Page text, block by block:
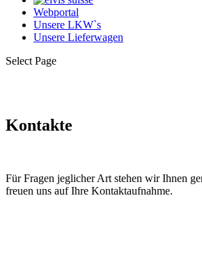
Webportal
Unsere LKW`s
Unsere Lieferwagen
Select Page
Kontakte
Für Fragen jeglicher Art stehen wir Ihnen
freuen uns auf Ihre Kontaktaufnahme.